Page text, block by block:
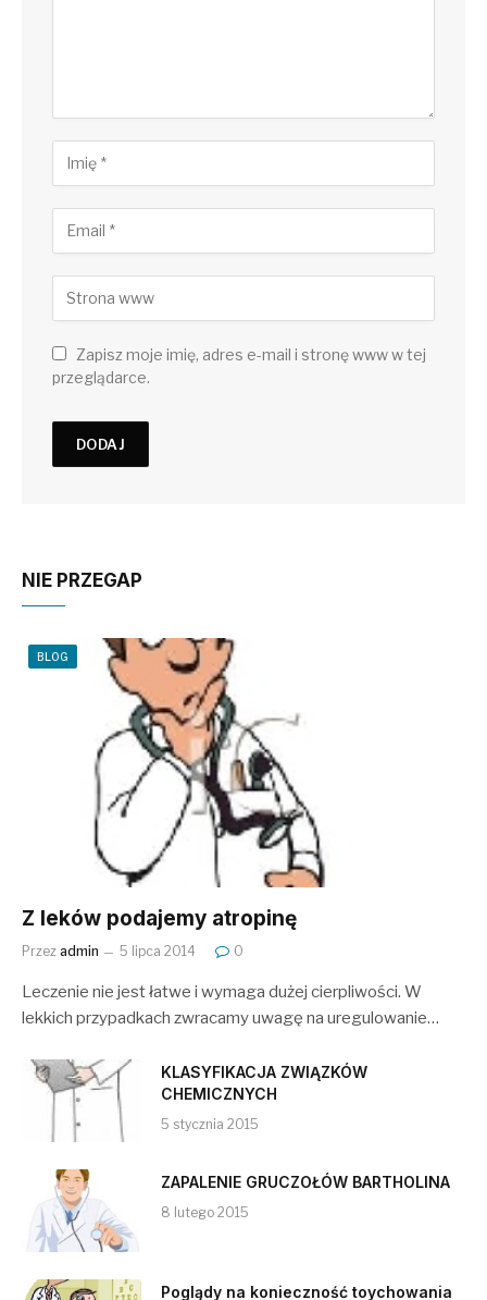
Zapisz moje imię, adres e-mail i stronę www w tej
przeglądarce.
NIE PRZEGAP
BLOG
Z leków podajemy atropinę
Przez admin 5 lipca 2014 0
Leczenie nie jest łatwe i wymaga dużej cierpliwości. W
lekkich przypadkach zwracamy uwagę na uregulowanie…
KLASYFIKACJA ZWIĄZKÓW
CHEMICZNYCH
5 stycznia 2015
ZAPALENIE GRUCZOŁÓW BARTHOLINA
8 lutego 2015
Poglądy na konieczność toychowania